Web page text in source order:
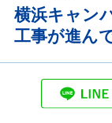
横浜キャン
工事が進ん